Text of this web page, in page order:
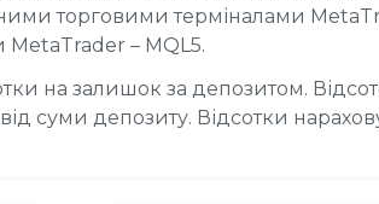
торговими терміналами
MetaTrader – MQL5.
на залишок за депозитом.
суми депозиту. Відсотки